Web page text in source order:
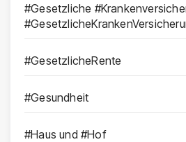
#Gesetzliche
#GesetzlicheRente
#Gesundheit
#Haus und #Hof